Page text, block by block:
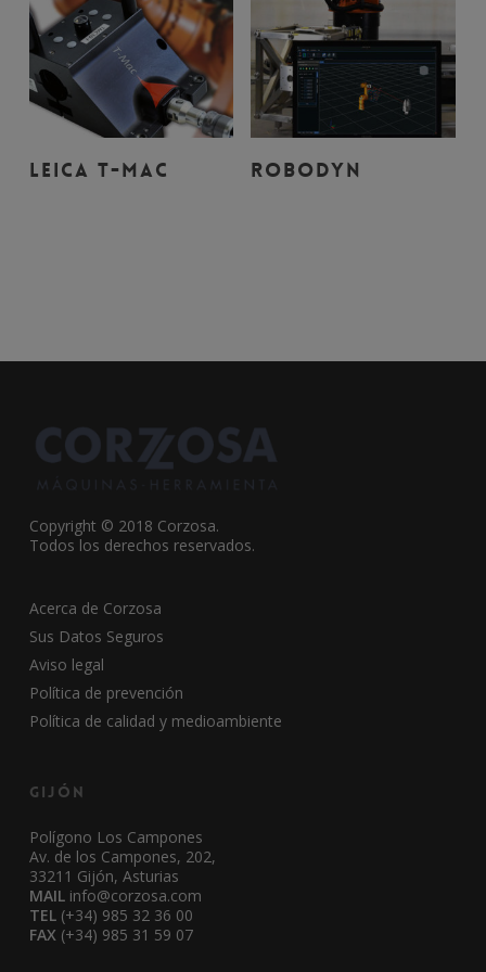
Leer Más
LEICA T-MAC Leer Más
ROBODYN
Copyright © 2018 Corzosa.
Todos los derechos reservados.
Acerca de Corzosa
Sus Datos Seguros
Aviso legal
Política de prevención
Política de calidad y medioambiente
Gijón
Polígono Los Campones
Av. de los Campones, 202,
33211 Gijón, Asturias
MAIL info@corzosa.com
TEL (+34) 985 32 36 00
FAX (+34) 985 31 59 07